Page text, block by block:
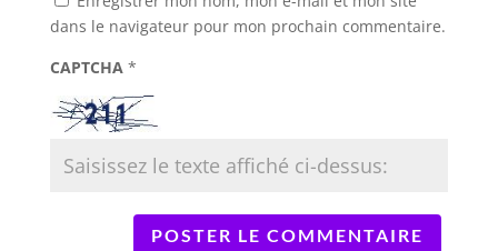
dans le navigateur pour mon prochain commentaire.
CAPTCHA *